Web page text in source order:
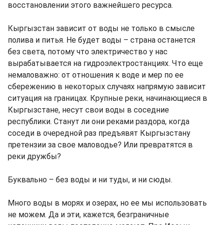
восстановлении этого важнейшего ресурса.
Кыргызстан зависит от воды не только в смысле
полива и питья. Не будет воды – страна останется
без света, потому что электричество у нас
вырабатывается на гидроэлектростанциях. Что еще
немаловажно: от отношения к воде и мер по ее
сбережению в некоторых случаях напрямую зависит
ситуация на границах. Крупные реки, начинающиеся в
Кыргызстане, несут свои воды в соседние
республики. Станут ли они реками раздора, когда
соседи в очередной раз предъявят Кыргызстану
претензии за свое маловодье? Или превратятся в
реки дружбы?
Буквально – без воды и ни туды, и ни сюды.
Много воды в морях и озерах, но ее мы использовать
не можем. Да и эти, кажется, безграничные